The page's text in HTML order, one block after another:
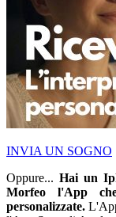
INVIA UN SOGNO
Oppure... Hai un
Morfeo l'App
personalizzate.